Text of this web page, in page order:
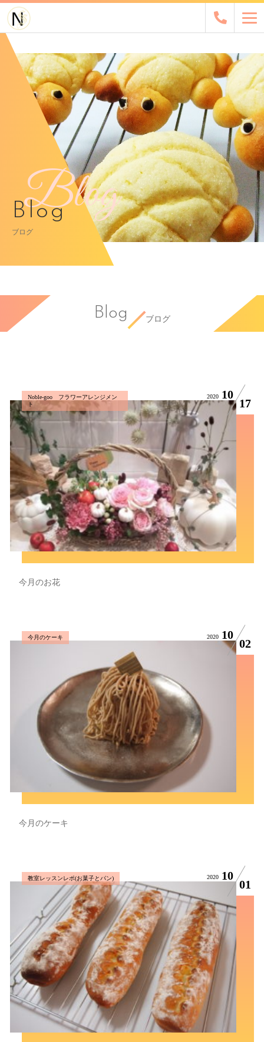
Blog
Blog
ブログ
Blog ブログ
Noble-goo フラワーアレンジメン
ト
2020 10
17
今月のお花
今月のケーキ 2020 10
02
今月のケーキ
教室レッスンレポ(お菓子とパン) 2020 10
01